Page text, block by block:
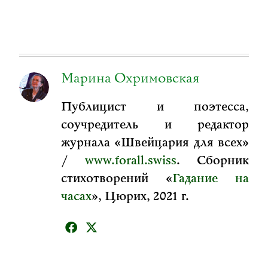
Марина Охримовская
Публицист и поэтесса,
соучредитель и редактор
журнала «Швейцария для всех»
/ www.forall.swiss. Сборник
стихотворений «Гадание на
часах», Цюрих, 2021 г.